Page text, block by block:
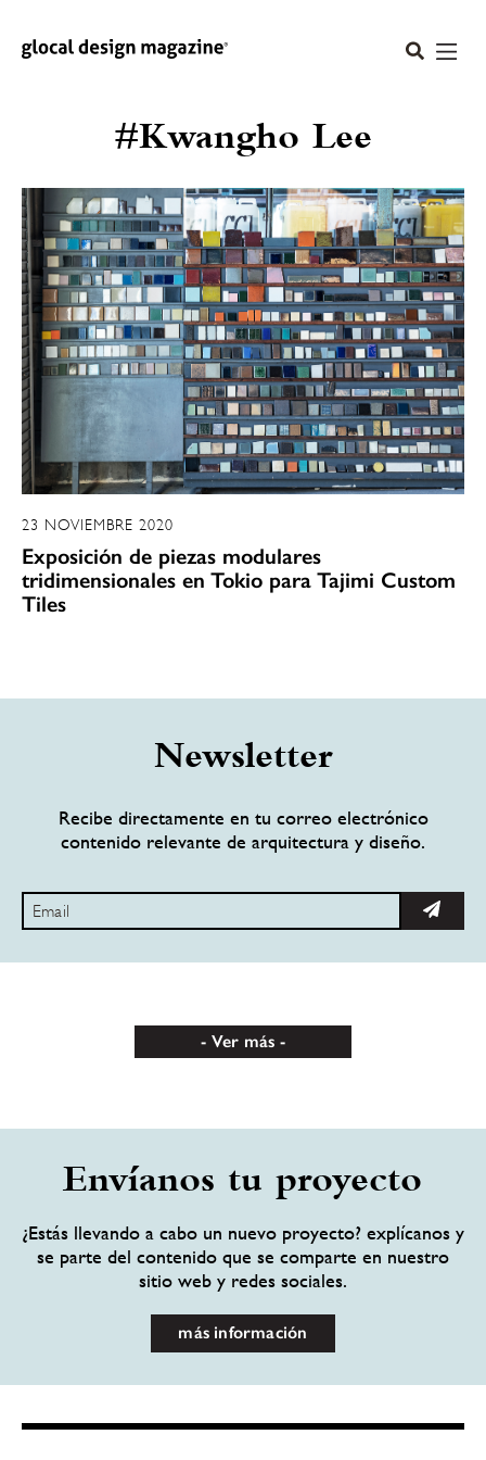
#Kwangho Lee
23 NOVIEMBRE 2020
Exposición de piezas modulares
tridimensionales en Tokio para Tajimi Custom
Tiles
Newsletter
Recibe directamente en tu correo electrónico
contenido relevante de arquitectura y diseño.
Ver más
Envíanos tu proyecto
¿Estás llevando a cabo un nuevo proyecto? explícanos y
se parte del contenido que se comparte en nuestro
sitio web y redes sociales.
más información